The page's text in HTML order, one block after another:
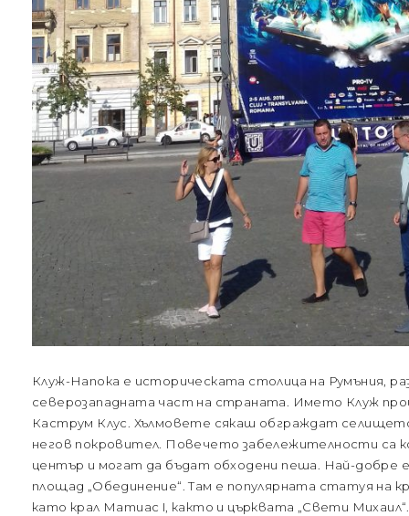
Клуж-Напока е историческата столица на Румъния,
северозападната част на страната. Името Клуж
Каструм Клус. Хълмовете сякаш обграждат
негов покровител. Повечето забележителности са
център и могат да бъдат обходени пеша. Най-добре
площад „Обединение“. Там е популярната статуя на
като крал Матиас I, както и църквата „Свети